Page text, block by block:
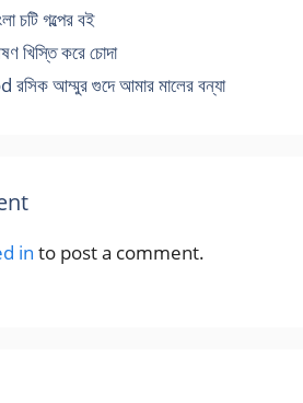
চটি গল্পের বই
খিস্তি করে চোদা
আম্মুর গুদে আমার মালের বন্যা
in to post a comment.